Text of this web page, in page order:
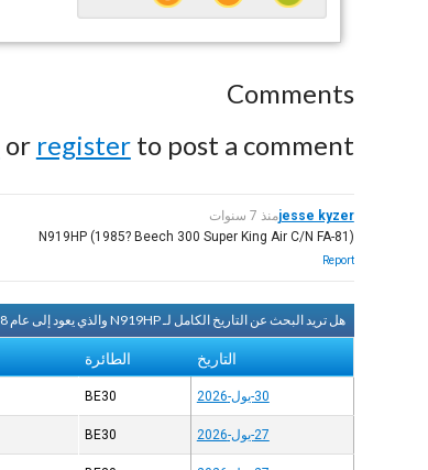
Comments
or registerto post a comment.
jesse kyzerمنذ 7 سنوات
N919HP (1985? Beech 300 Super King Air C/N FA-81)
Report
هل تريد البحث عن التاريخ الكامل لـ N919HP والذي يعود إلى عام 1998؟
التاريخ الطائرة
30-يول-2026 BE30
27-يول-2026 BE30